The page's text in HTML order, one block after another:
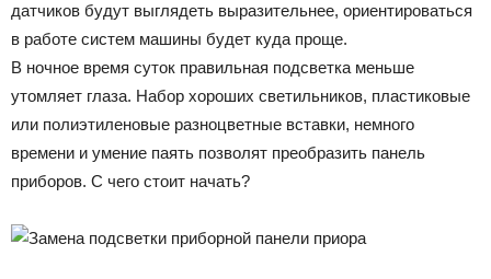
датчиков будут выглядеть выразительнее, ориентироваться
в работе систем машины будет куда проще.
В ночное время суток правильная подсветка меньше
утомляет глаза. Набор хороших светильников, пластиковые
или полиэтиленовые разноцветные вставки, немного
времени и умение паять позволят преобразить панель
приборов. С чего стоит начать?